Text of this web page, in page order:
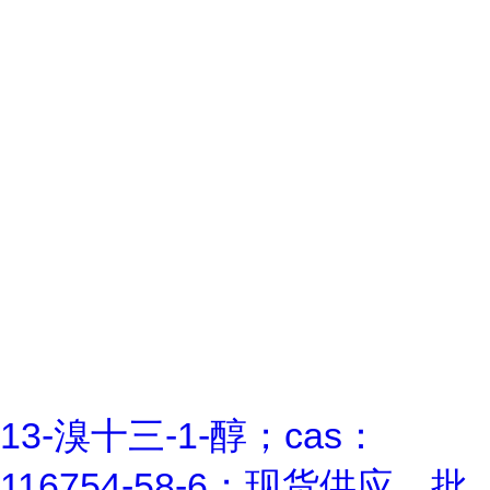
13-溴十三-1-醇；cas：